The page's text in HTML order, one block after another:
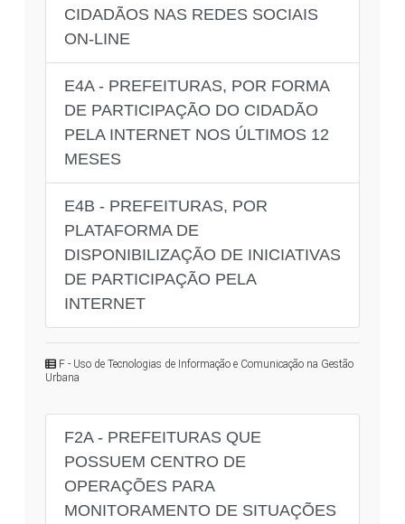
CIDADÃOS NAS REDES SOCIAIS
ON-LINE
E4A - PREFEITURAS, POR FORMA
DE PARTICIPAÇÃO DO CIDADÃO
PELA INTERNET NOS ÚLTIMOS 12
MESES
E4B - PREFEITURAS, POR
PLATAFORMA DE
DISPONIBILIZAÇÃO DE INICIATIVAS
DE PARTICIPAÇÃO PELA
INTERNET
F - Uso de Tecnologias de Informação e Comunicação na Gestão
Urbana
F2A - PREFEITURAS QUE
POSSUEM CENTRO DE
OPERAÇÕES PARA
MONITORAMENTO DE SITUAÇÕES